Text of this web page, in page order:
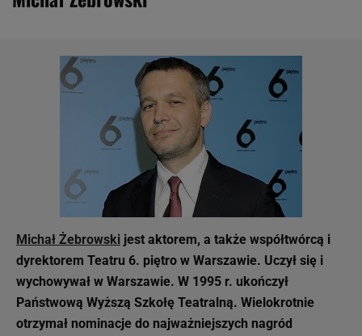
Michał Żebrowski jest aktorem, a także współtwórcą i
dyrektorem Teatru 6. piętro w Warszawie. Uczył się i
wychowywał w Warszawie. W 1995 r. ukończył
Państwową Wyższą Szkołę Teatralną. Wielokrotnie
otrzymał nominacje do najważniejszych nagród